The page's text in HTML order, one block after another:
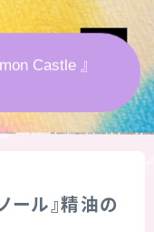
ズ (kindle出
Castle 』
ール』精油の